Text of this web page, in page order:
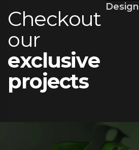
Checkout
our
exclusive
projects
Design